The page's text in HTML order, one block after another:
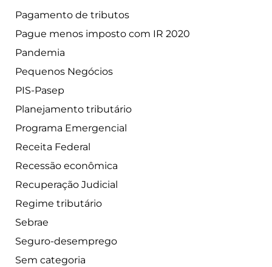
Pagamento de tributos
Pague menos imposto com IR 2020
Pandemia
Pequenos Negócios
PIS-Pasep
Planejamento tributário
Programa Emergencial
Receita Federal
Recessão econômica
Recuperação Judicial
Regime tributário
Sebrae
Seguro-desemprego
Sem categoria